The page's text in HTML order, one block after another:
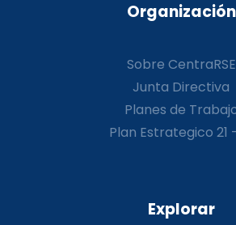
Organización
Sobre CentraRSE
Junta Directiva
Planes de
Plan Estrategico 21
Explorar